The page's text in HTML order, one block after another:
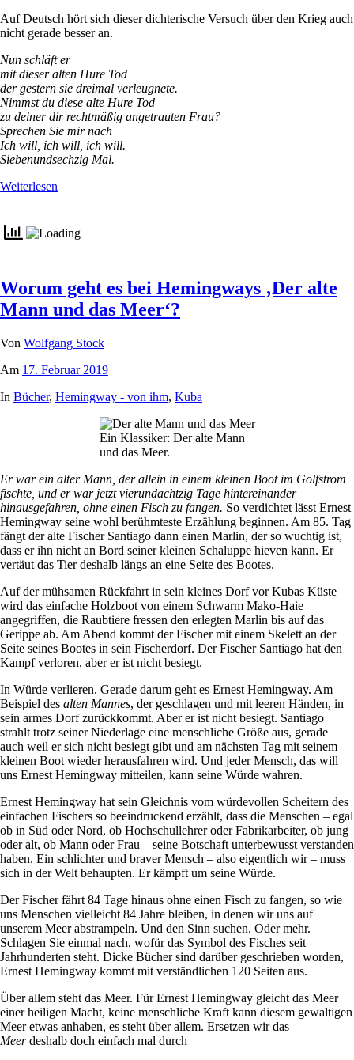
Auf Deutsch hört sich dieser dichterische Versuch über den Krieg auch
nicht gerade besser an.
Nun schläft er
mit dieser alten Hure Tod
der gestern sie dreimal verleugnete.
Nimmst du diese alte Hure Tod
zu deiner dir rechtmäßig angetrauten Frau?
Sprechen Sie mir nach
Ich will, ich will, ich will.
Siebenundsechzig Mal.
Weiterlesen
Worum geht es bei Hemingways ‚Der alte
Mann und das Meer‘?
Von Wolfgang Stock
Am 17. Februar 2019
In Bücher, Hemingway - von ihm, Kuba
Ein Klassiker: Der alte Mann
und das Meer.
Er war ein alter Mann, der allein in einem kleinen Boot im Golfstrom
fischte, und er war jetzt vierundachtzig Tage hintereinander
hinausgefahren, ohne einen Fisch zu fangen. So verdichtet lässt Ernest
Hemingway seine wohl berühmteste Erzählung beginnen. Am 85. Tag
fängt der alte Fischer Santiago dann einen Marlin, der so wuchtig ist,
dass er ihn nicht an Bord seiner kleinen Schaluppe hieven kann. Er
vertäut das Tier deshalb längs an eine Seite des Bootes.
Auf der mühsamen Rückfahrt in sein kleines Dorf vor Kubas Küste
wird das einfache Holzboot von einem Schwarm Mako-Haie
angegriffen, die Raubtiere fressen den erlegten Marlin bis auf das
Gerippe ab. Am Abend kommt der Fischer mit einem Skelett an der
Seite seines Bootes in sein Fischerdorf. Der Fischer Santiago hat den
Kampf verloren, aber er ist nicht besiegt.
In Würde verlieren. Gerade darum geht es Ernest Hemingway. Am
Beispiel des alten Mannes, der geschlagen und mit leeren Händen, in
sein armes Dorf zurückkommt. Aber er ist nicht besiegt. Santiago
strahlt trotz seiner Niederlage eine menschliche Größe aus, gerade
auch weil er sich nicht besiegt gibt und am nächsten Tag mit seinem
kleinen Boot wieder herausfahren wird. Und jeder Mensch, das will
uns Ernest Hemingway mitteilen, kann seine Würde wahren.
Ernest Hemingway hat sein Gleichnis vom würdevollen Scheitern des
einfachen Fischers so beeindruckend erzählt, dass die Menschen – egal
ob in Süd oder Nord, ob Hochschullehrer oder Fabrikarbeiter, ob jung
oder alt, ob Mann oder Frau – seine Botschaft unterbewusst verstanden
haben. Ein schlichter und braver Mensch – also eigentlich wir – muss
sich in der Welt behaupten. Er kämpft um seine Würde.
Der Fischer fährt 84 Tage hinaus ohne einen Fisch zu fangen, so wie
uns Menschen vielleicht 84 Jahre bleiben, in denen wir uns auf
unserem Meer abstrampeln. Und den Sinn suchen. Oder mehr.
Schlagen Sie einmal nach, wofür das Symbol des Fisches seit
Jahrhunderten steht. Dicke Bücher sind darüber geschrieben worden,
Ernest Hemingway kommt mit verständlichen 120 Seiten aus.
Über allem steht das Meer. Für Ernest Hemingway gleicht das Meer
einer heiligen Macht, keine menschliche Kraft kann diesem gewaltigen
Meer etwas anhaben, es steht über allem. Ersetzen wir das
Meerdeshalb doch einfach mal durch